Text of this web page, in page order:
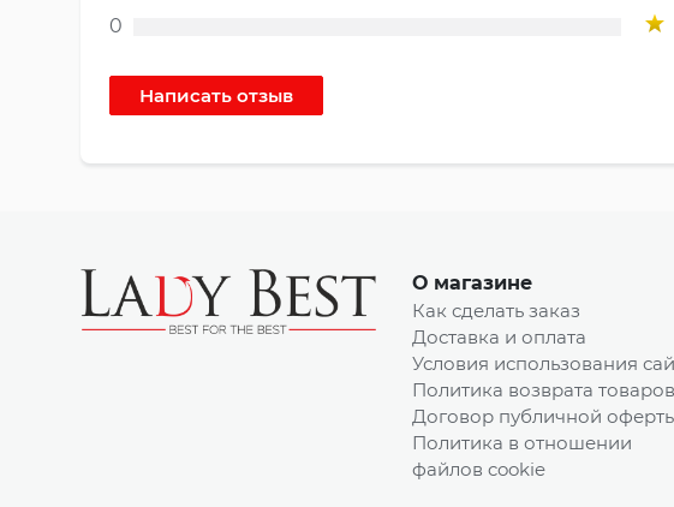
0
О магазине
Как сделать заказ
Доставка и оплата
Условия использования
Политика возврата товаров
Договор публичной
Политика в отношении
файлов cookie